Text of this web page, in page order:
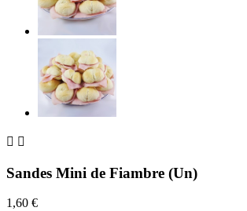
 
Sandes Mini de Fiambre (Un)
1,60 €